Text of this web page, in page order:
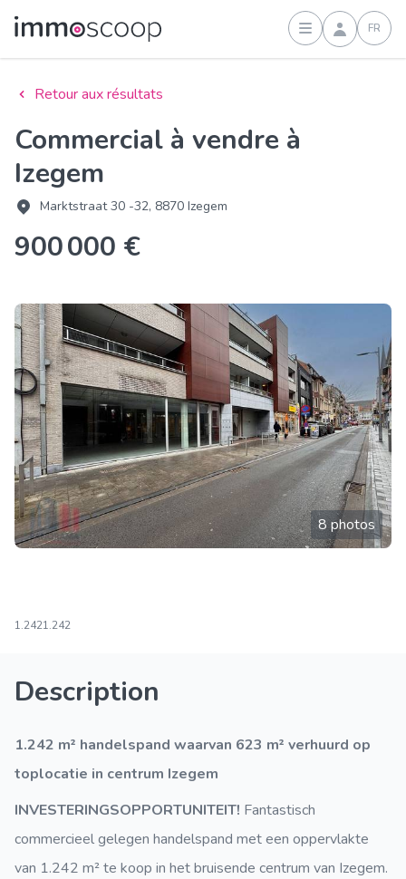
Connexion
FR
Retour aux résultats
Commercial à vendre à
Izegem
Marktstraat 30 -32, 8870 Izegem
900 000 €
8 photos
1.2421.242
Description
1.242 m² handelspand waarvan 623 m² verhuurd op
toplocatie in centrum Izegem
INVESTERINGSOPPORTUNITEIT! Fantastisch
commercieel gelegen handelspand met een oppervlakte
van 1.242 m² te koop in het bruisende centrum van Izegem.